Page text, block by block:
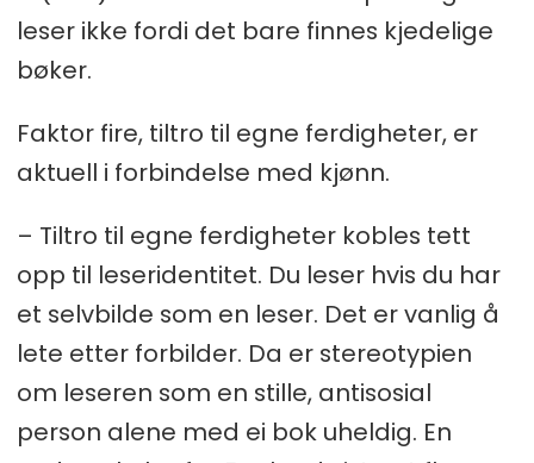
leser ikke fordi det bare finnes kjedelige
bøker.
Faktor fire, tiltro til egne ferdigheter, er
aktuell i forbindelse med kjønn.
– Tiltro til egne ferdigheter kobles tett
opp til leseridentitet. Du leser hvis du har
et selvbilde som en leser. Det er vanlig å
lete etter forbilder. Da er stereotypien
om leseren som en stille, antisosial
person alene med ei bok uheldig. En